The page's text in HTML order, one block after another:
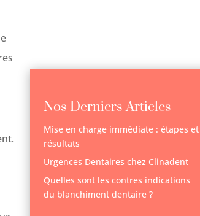
Nos Derniers Articles
Mise en charge immédiate : étapes et
résultats
Urgences Dentaires chez Clinadent
Quelles sont les contres indications
du blanchiment dentaire ?